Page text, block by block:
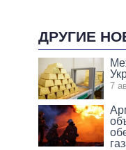
ДРУГИЕ
7